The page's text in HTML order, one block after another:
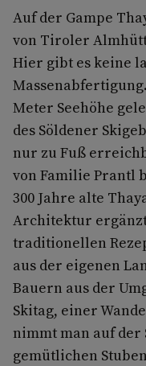
Auf der Gampe
von Tiroler
Hier gibt es keine
Meter Seehöhe
des Söldener
nur zu Fuß
von Familie Prantl
300 Jahre alte
Architektur
traditionellen
aus der eigenen
Bauern aus der
Skitag, einer
nimmt man auf der
gemütlichen